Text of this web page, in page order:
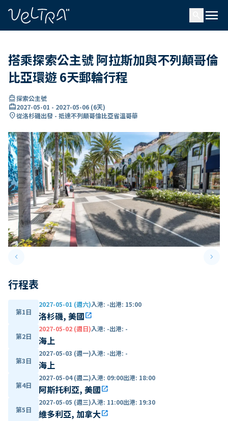
menu
搭乘探索公主號 阿拉斯加與不列顛哥倫
比亞環遊 6天郵輪行程
directions_boat探索公主號
card_travel2027-05-01 - 2027-05-06 (6天)
location_on從洛杉磯出發 - 抵達不列顛哥倫比亞省溫哥華
keyboard_arrow_leftPrevious slide keyboard_arrow_right
行程表
第1日
2027-05-01 (週六)入港: -出港: 15:00
洛杉磯, 美國open_in_new
第2日
2027-05-02 (週日)入港: -出港: -
海上
第3日
2027-05-03 (週一)入港: -出港: -
海上
第4日
2027-05-04 (週二)入港: 09:00出港: 18:00
阿斯托利亞, 美國open_in_new
第5日
2027-05-05 (週三)入港: 11:00出港: 19:30
維多利亞, 加拿大open_in_new